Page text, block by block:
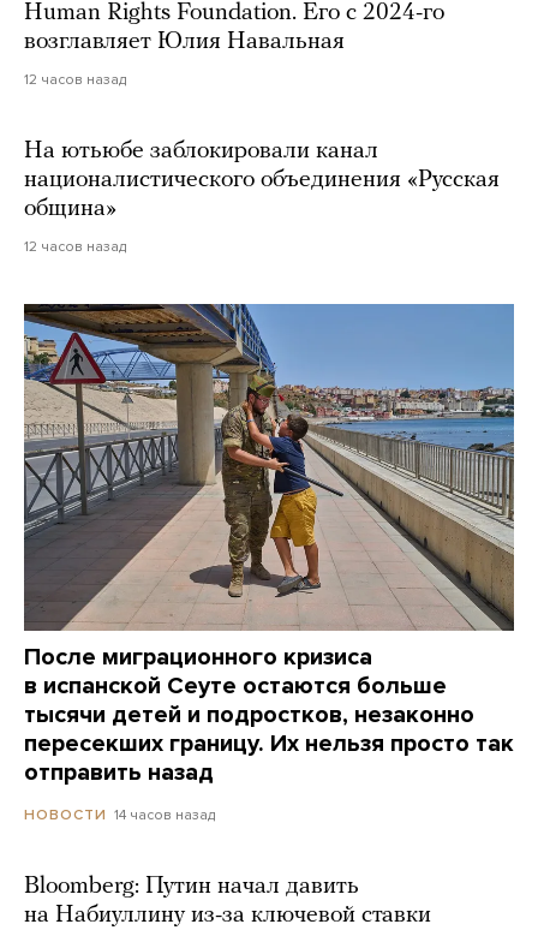
Human Rights Foundation. Его с 2024-го
возглавляет Юлия Навальная
12 часов назад
На ютьюбе заблокировали канал
националистического объединения «Русская
община»
12 часов назад
После миграционного кризиса
в испанской Сеуте остаются больше
тысячи детей и подростков, незаконно
пересекших границу. Их нельзя просто так
отправить назад
НОВОСТИ 14 часов назад
Bloomberg: Путин начал давить
на Набиуллину из-за ключевой ставки